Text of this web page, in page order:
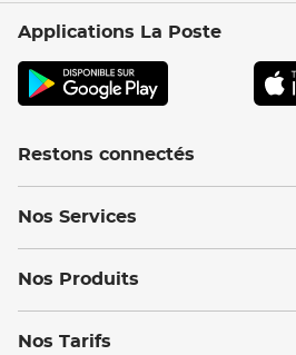
Applications La Poste
Restons connectés
Nos Services
Nos Produits
Nos Tarifs